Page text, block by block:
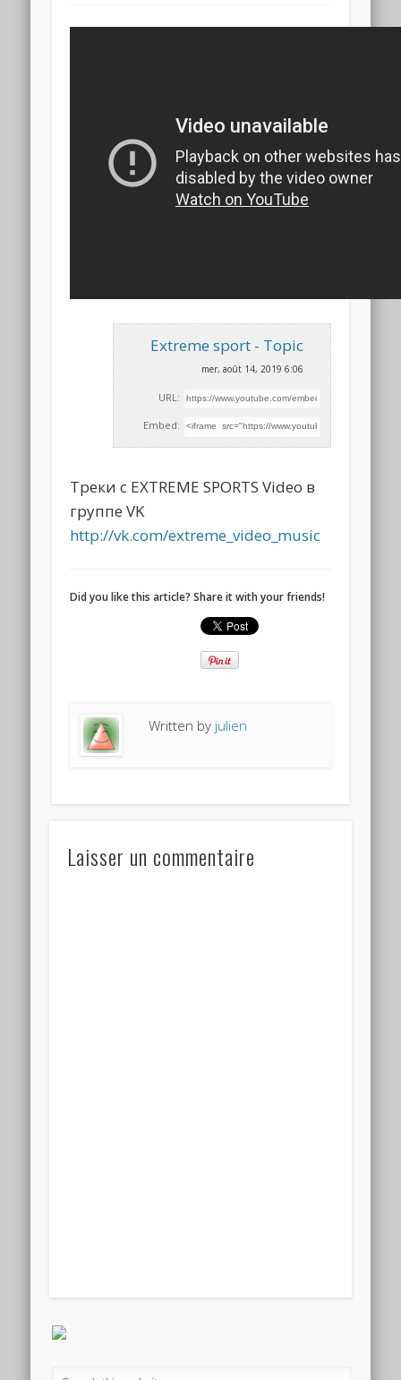
Extreme sport - Topic
mer, août 14, 2019 6:06
URL:
Embed:
Треки c EXTREME SPORTS Video в
группе VK
http://vk.com/extreme_video_music
Did you like this article? Share it with your friends!
Written by julien
Laisser un commentaire